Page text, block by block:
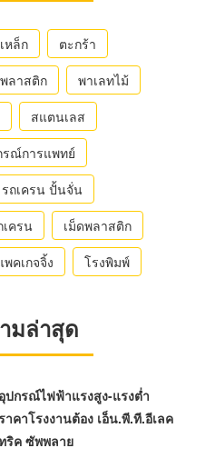
หล็ก
ตะกร้า
ลาสติก
พาเลทไม้
สแตนเลส
รณ์การแพทย์
รถเครน ปั้นจั่น
เครน
เม็ดพลาสติก
พคเกจจิ้ง
โรงพิมพ์
มล่าสุด
อุปกรณ์ไฟฟ้าแรงสูง-แรงต่ำ
าคาโรงงานต้อง เอ็น.พี.ที.อีเลค
ริค ซัพพลาย